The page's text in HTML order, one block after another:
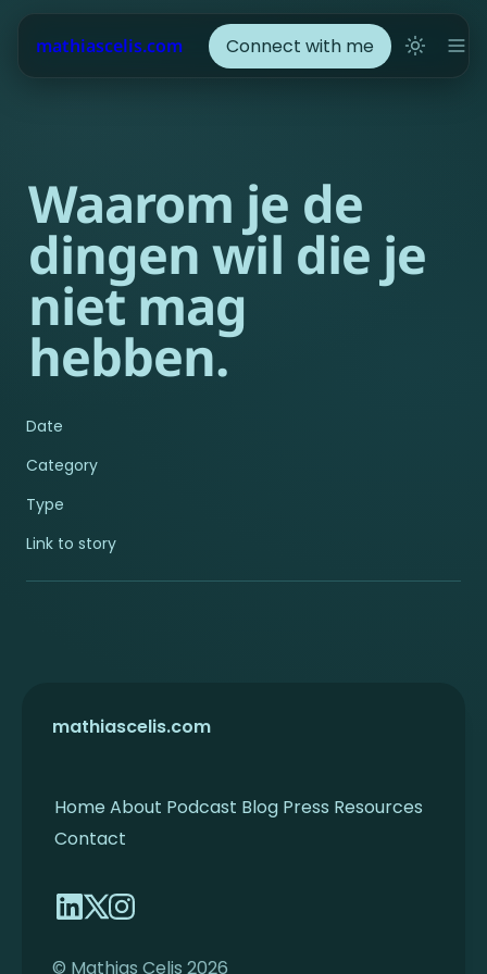
mathiascelis.com Connect with me
Waarom je de
dingen wil die je
niet mag
hebben.
Date
Category
Type
Link to story
mathiascelis.com
Home About Podcast Blog Press Resources
Contact
© Mathias Celis 2026